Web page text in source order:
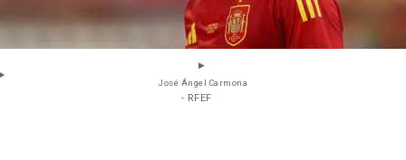
José Ángel Carmona
- RFEF